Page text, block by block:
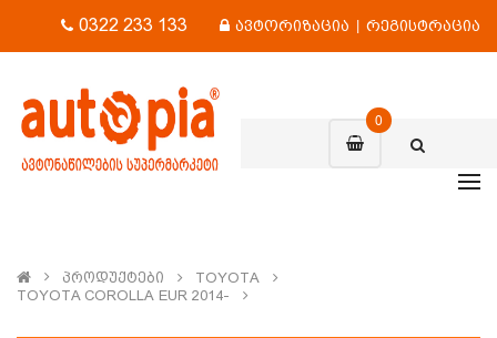
0322 233 133 ავტორიზაცია | რეგისტრაცია
0
Პროდუქტები
TOYOTA
TOYOTA COROLLA EUR 2014-